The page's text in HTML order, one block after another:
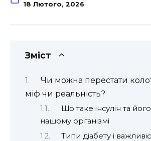
18 Лютого, 2026
Зміст
Чи можна перестати
міф чи реальність?
Що таке інсулін та
нашому організмі
Типи діабету і